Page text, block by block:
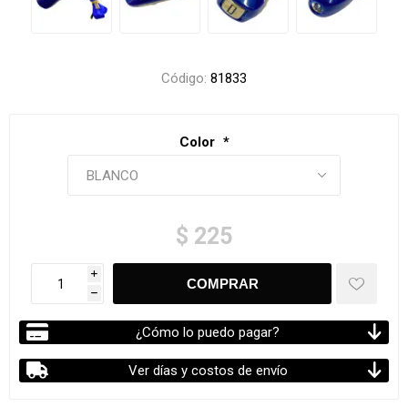
Código: 81833
Color *
$ 225
i
h
¿Cómo lo puedo pagar?
Ver días y costos de envío